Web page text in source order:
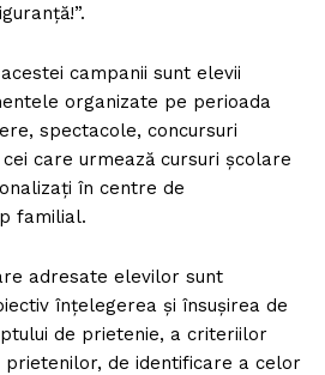
campanii sunt elevii
organizate pe perioada
spectacole, concursuri
care urmează cursuri școlare
în centre de
familial.
adresate elevilor sunt
înțelegerea și însușirea de
de prietenie, a criteriilor
de identificare a celor